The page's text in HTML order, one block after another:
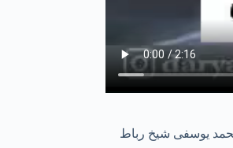
یوسفی شیخ رباط